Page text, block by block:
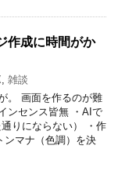
作成に時間がか
雑談
。 画面を作るのが難
ンセンス皆無 ・AIで
りにならない） ・作
ンマナ（色調）を決